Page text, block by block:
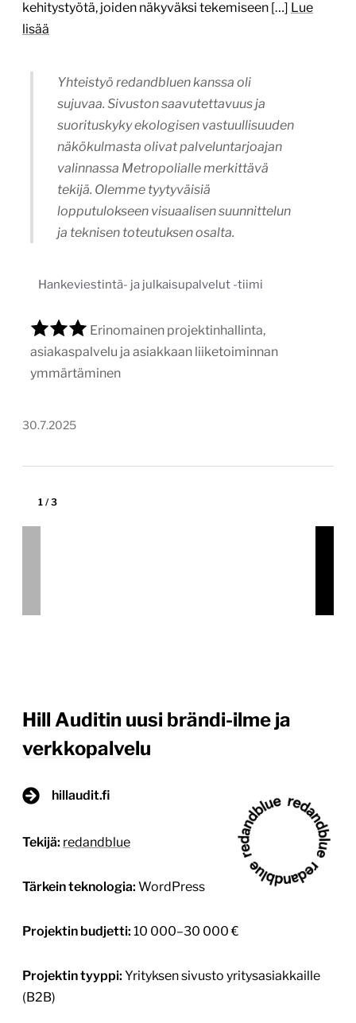
kehitystyötä, joiden näkyväksi tekemiseen […] Lue
lisää
Yhteistyö redandbluen kanssa oli
sujuvaa. Sivuston saavutettavuus ja
suorituskyky ekologisen vastuullisuuden
näkökulmasta olivat palveluntarjoajan
valinnassa Metropolialle merkittävä
tekijä. Olemme tyytyväisiä
lopputulokseen visuaalisen suunnittelun
ja teknisen toteutuksen osalta.
Hankeviestintä- ja julkaisupalvelut -tiimi
Erinomainen projektinhallinta,
asiakaspalvelu ja asiakkaan liiketoiminnan
ymmärtäminen
30.7.2025
1 / 3
Tärkein teknologia: WordPress
Projektin budjetti:10 000–30 000 €
Projektin tyyppi:
Yrityksen sivusto yritysasiakkaille
Hill Audit on tilintarkastukseen ja taloushallinnon
tarjoaa kattavasti tilintarkastuspalveluita,
kirjanpidon asiantuntemusta ja verokonsultointia.
Vuoden 2024 syksyllä Hill Audit päätti lähteä